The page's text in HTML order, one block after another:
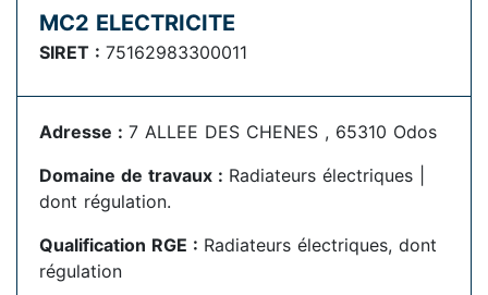
MC2 ELECTRICITE
SIRET : 75162983300011
Adresse : 7 ALLEE DES CHENES , 65310 Odos
Domaine de travaux : Radiateurs électriques |
dont régulation.
Qualification RGE : Radiateurs électriques, dont
régulation